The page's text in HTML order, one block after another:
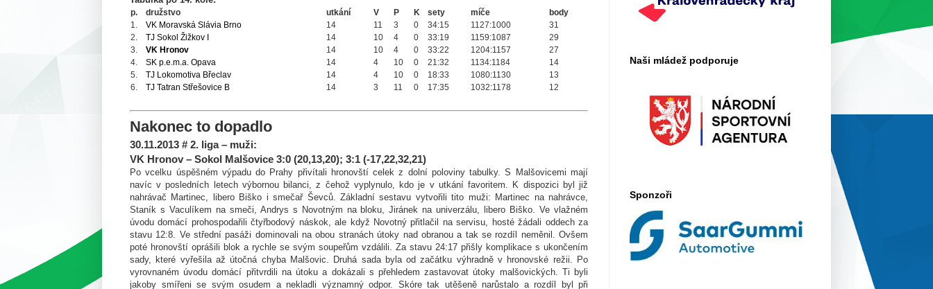
p. družstvo utkání V P K sety míče
body
1.
VK Moravská Slávia Brno 14 11 3 0 34:15 1127:1000
31
2.
TJ Sokol Žižkov I 14 10 4 0 33:19 1159:1087
29
3.
VK Hronov 14 10 4 0 33:22 1204:1157
27
4.
SK p.e.m.a. Opava 14 4 10 0 21:32 1134:1184
14
5.
TJ Lokomotiva Břeclav 14 4 10 0 18:33 1080:1130
13
6.
TJ Tatran Střešovice B 14 3 11 0 17:35 1032:1178 12
Nakonec to dopadlo
30.11.2013 # 2. liga – muži:
VK Hronov – Sokol Malšovice 3:0 (20,13,20); 3:1 (-17,22,32,21)
Po vcelku úspěšném výpadu do Prahy přivítali hronovští celek z dolní poloviny tabulky. S Malšovicemi mají
navíc v posledních letech výbornou bilanci, z čehož vyplynulo, kdo je v utkání favoritem. K dispozici byl již
nahrávač Martinec, libero Biško i smečař Ševců. Základní sestavu vytvořili tito muži: Martinec na nahrávce,
Staník s Vaculíkem na smeči, Andrys s Novotným na bloku, Jiránek na univerzálu, libero Biško. Ve vlažném
úvodu domácí prohospodařili čtyřbodový náskok, ale když Novotný přitlačil na servisu, hosté žádali oddech za
stavu 12:8. Ve střední pasáži dominovali na obou stranách útoky nad obranou a tak se rozdíl neměnil. Ovšem
poté hronovští oprášili blok a rychle se svým soupeřům vzdálili. Za stavu 24:17 přišly komplikace s ukončením
sady, které vyřešila až útočná chyba Malšovic. Druhá sada byla od začátku výhradně v hronovské režii. Po
vyrovnaném úvodu domácí přitvrdili na útoku a dokázali s přehledem zastavovat útoky malšovických. Ti byli
jakoby smířeni se svým osudem a nekladli významný odpor. Skóre tak utěšeně narůstalo a rozdíl byl při
Naši mládež podporuje
Sponzoři